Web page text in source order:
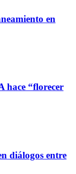
en
hace “florecer
diálogos entre